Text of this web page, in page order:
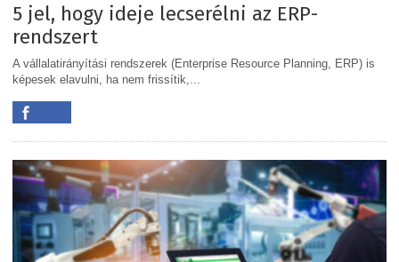
5 jel, hogy ideje lecserélni az ERP-
rendszert
A vállalatirányítási rendszerek (Enterprise Resource Planning, ERP) is
képesek elavulni, ha nem frissítik,...